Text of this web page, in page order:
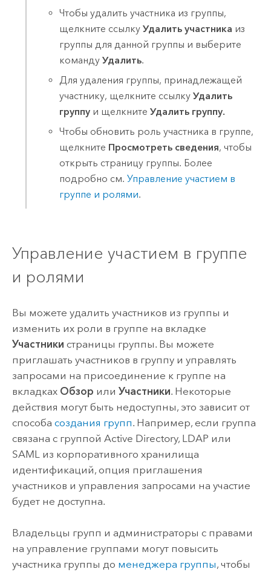
Чтобы удалить участника из группы,
щелкните ссылкуУдалить участника из
группы для данной группы и выберите
командуУдалить.
Для удаления группы, принадлежащей
участнику, щелкните ссылкуУдалить
группу и щелкнитеУдалить группу.
Чтобы обновить роль участника в группе,
щелкните Просмотреть сведения, чтобы
открыть страницу группы. Более
подробно см.Управление участием в
группе и ролями.
Управление участием в группе
и ролями
Вы можете удалить участников из группы и
изменить их роли в группе на вкладке
Участники страницы группы. Вы можете
приглашать участников в группу и управлять
запросами на присоединение к группе на
вкладках Обзор или Участники. Некоторые
действия могут быть недоступны, это зависит от
способа создания групп. Например, если группа
связана с группой Active Directory, LDAP или
SAML из корпоративного хранилища
идентификаций, опция приглашения
участников и управления запросами на участие
будет не доступна.
Владельцы групп и администраторы с правами
на управление группами могут повысить
участника группы до менеджера группы, чтобы